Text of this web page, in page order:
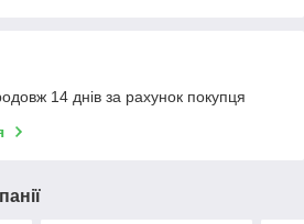
14 днів за рахунок покупця